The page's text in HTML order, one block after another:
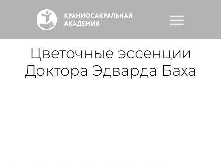
Цветочные эссенции
Доктора Эдварда Баха